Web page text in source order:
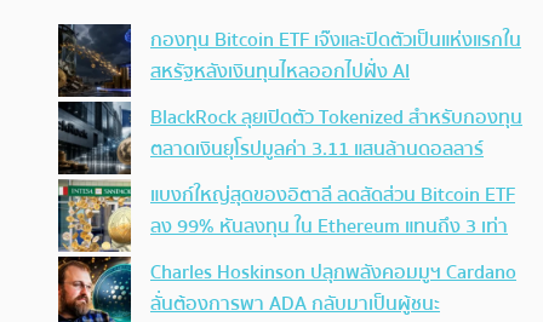
กองทุน Bitcoin ETF เจ๊งและปิดตัวเป็นแห่งแรกใน
สหรัฐหลังเงินทุนไหลออกไปฝั่ง AI
BlackRock ลุยเปิดตัว Tokenized สำหรับกองทุน
ตลาดเงินยุโรปมูลค่า 3.11 แสนล้านดอลลาร์
แบงก์ใหญ่สุดของอิตาลี ลดสัดส่วน Bitcoin ETF
ลง 99% หันลงทุน ใน Ethereum แทนถึง 3 เท่า
Charles Hoskinson ปลุกพลังคอมมูฯ Cardano
ลั่นต้องการพา ADA กลับมาเป็นผู้ชนะ